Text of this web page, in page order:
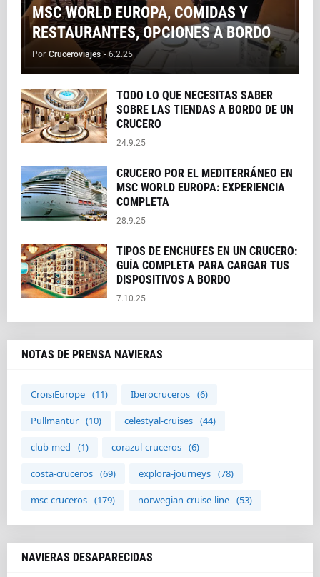
MSC WORLD EUROPA, COMIDAS Y
RESTAURANTES, OPCIONES A BORDO
Por Cruceroviajes - 6.2.25
TODO LO QUE NECESITAS SABER
SOBRE LAS TIENDAS A BORDO DE UN
CRUCERO
24.9.25
CRUCERO POR EL MEDITERRÁNEO EN
MSC WORLD EUROPA: EXPERIENCIA
COMPLETA
28.9.25
TIPOS DE ENCHUFES EN UN CRUCERO:
GUÍA COMPLETA PARA CARGAR TUS
DISPOSITIVOS A BORDO
7.10.25
NOTAS DE PRENSA NAVIERAS
CroisiEurope (11) Iberocruceros (6)
Pullmantur (10) celestyal-cruises (44)
club-med (1) corazul-cruceros (6)
costa-cruceros (69) explora-journeys (78)
msc-cruceros (179) norwegian-cruise-line (53)
NAVIERAS DESAPARECIDAS